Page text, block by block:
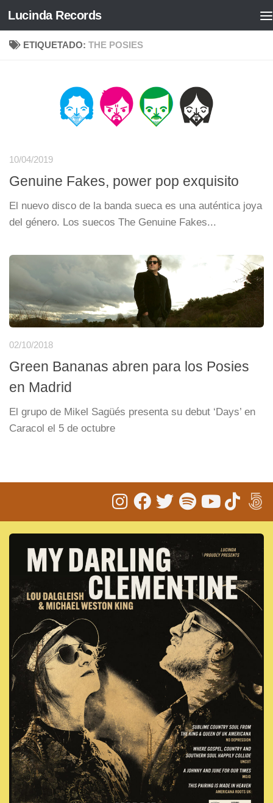
Saltar al contenido
Lucinda Records
ETIQUETADO: THE POSIES
10/04/2019
Genuine Fakes, power pop exquisito
El nuevo disco de la banda sueca es una auténtica joya
del género. Los suecos The Genuine Fakes...
02/10/2018
Green Bananas abren para los Posies
en Madrid
El grupo de Mikel Sagüés presenta su debut ‘Days’ en
Caracol el 5 de octubre